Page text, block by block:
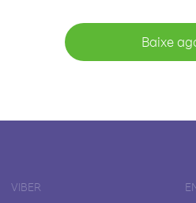
Baixe
VIBER